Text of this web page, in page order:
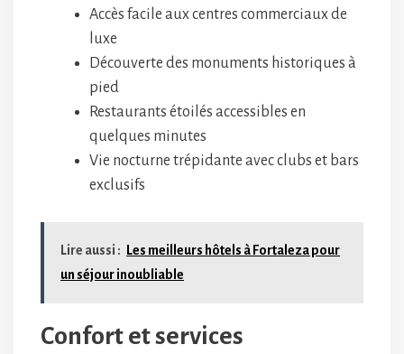
Accès facile aux centres commerciaux de
luxe
Découverte des monuments historiques à
pied
Restaurants étoilés accessibles en
quelques minutes
Vie nocturne trépidante avec clubs et bars
exclusifs
Lire aussi :
Les meilleurs hôtels à Fortaleza pour
un séjour inoubliable
Confort et services